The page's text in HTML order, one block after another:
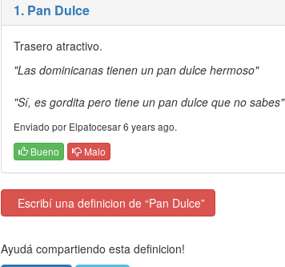
1. Pan Dulce
Trasero atractivo.
"Las dominicanas tienen un pan dulce hermoso"
"Sí, es gordita pero tiene un pan dulce que no sabes"
Enviado por Elpatocesar 6 years ago.
Bueno
Malo
Escribí una definicion de “Pan Dulce”
Ayudá compartiendo esta definicion!